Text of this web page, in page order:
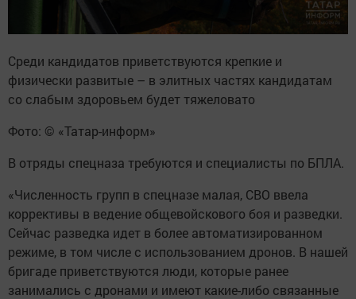
Среди кандидатов приветствуются крепкие и
физически развитые – в элитных частях кандидатам
со слабым здоровьем будет тяжеловато
Фото: © «Татар-информ»
В отряды спецназа требуются и специалисты по БПЛА.
«Численность групп в спецназе малая, СВО ввела
коррективы в ведение общевойскового боя и разведки.
Сейчас разведка идет в более автоматизированном
режиме, в том числе с использованием дронов. В нашей
бригаде приветствуются люди, которые ранее
занимались с дронами и имеют какие-либо связанные